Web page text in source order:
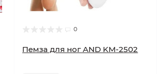
0
Пемза для ног AND KM-2502